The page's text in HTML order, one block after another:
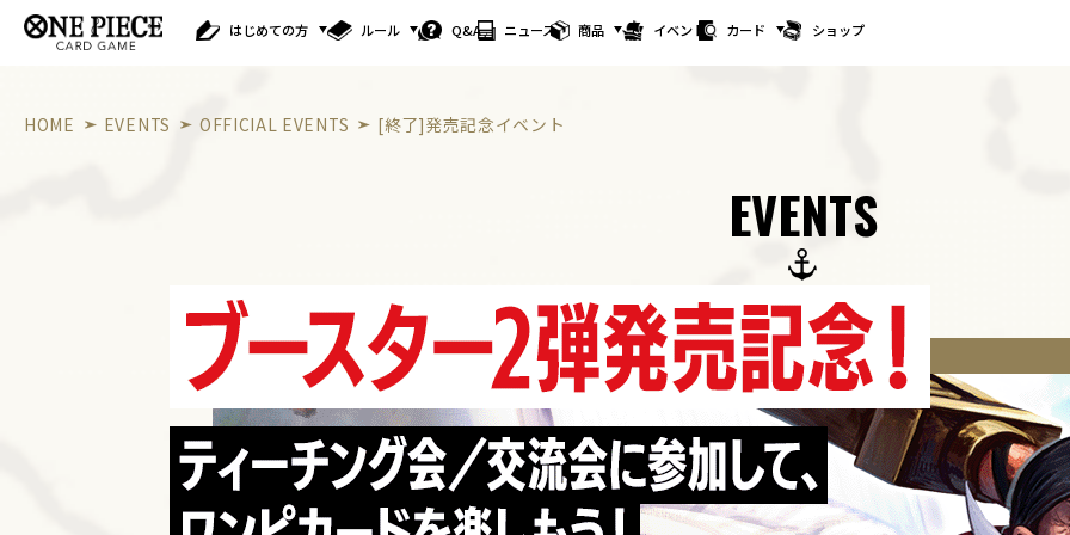
はじめての方 ルール Q&A ニュース 商品 イベント カード ショップ
HOME EVENTS OFFICIAL EVENTS [終了]発売記念イベント
EVENTS